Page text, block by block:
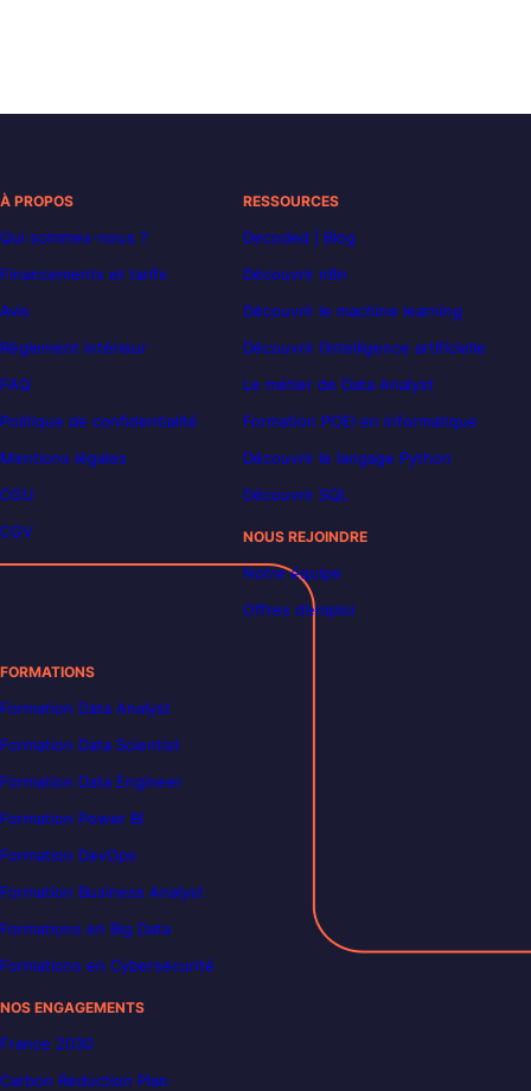
À PROPOS
Qui sommes-nous ?
Financements et tarifs
Avis
Règlement intérieur
FAQ
Politique de confidentialité
Mentions légales
CGU
CGV
RESSOURCES
Decoded | Blog
Découvrir n8n
Découvrir le machine learning
Découvrir l’intelligence artificielle
Le métier de Data Analyst
Formation POEI en informatique
Découvrir le langage Python
Découvrir SQL
NOUS REJOINDRE
Notre équipe
Offres d’emploi
FORMATIONS
Formation Data Analyst
Formation Data Scientist
Formation Data Engineer
Formation Power BI
Formation DevOps
Formation Business Analyst
Formations en Big Data
Formations en Cybersécurité
NOS ENGAGEMENTS
France 2030
Carbon Reduction Plan